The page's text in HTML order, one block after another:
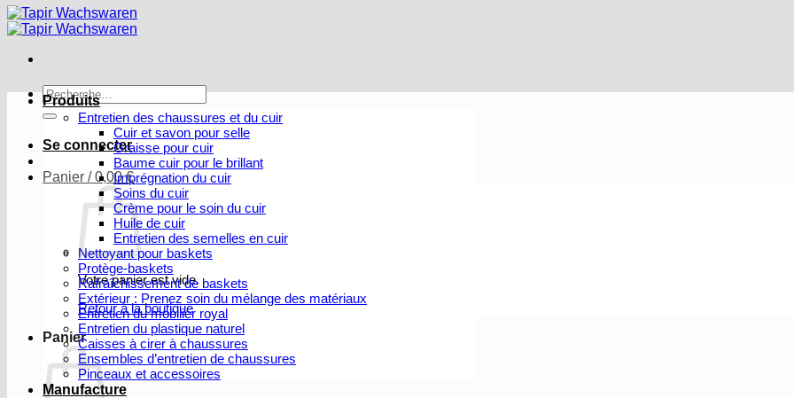
Recherche
pour :
Se connecter
Panier /0,00€
Votre panier est vide.
Retour à la boutique
Panier
Produits
Entretien des chaussures et du cuir
Cuir et savon pour selle
Graisse pour cuir
Baume cuir pour le brillant
Imprégnation du cuir
Soins du cuir
Crème pour le soin du cuir
Huile de cuir
Entretien des semelles en cuir
Nettoyant pour baskets
Protège-baskets
Rafraîchissement de baskets
Extérieur : Prenez soin du mélange des matériaux
Entretien du mobilier royal
Entretien du plastique naturel
Caisses à cirer à chaussures
Ensembles d’entretien de chaussures
Pinceaux et accessoires
Manufacture